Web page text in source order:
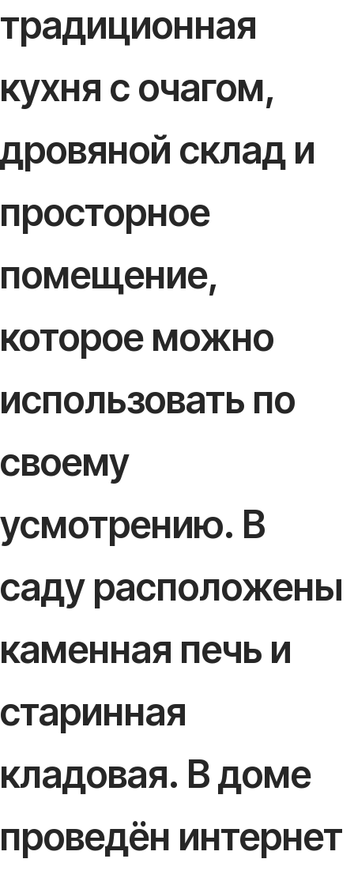
традиционная
кухня с очагом,
дровяной склад и
просторное
помещение,
которое можно
использовать по
своему
усмотрению. В
саду расположены
каменная печь и
старинная
кладовая. В доме
проведён интернет